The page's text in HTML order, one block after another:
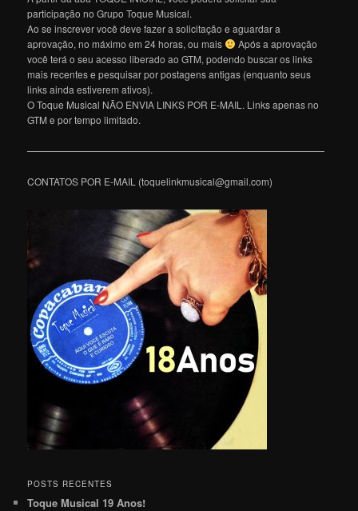
participação no Grupo Toque Musical.
Ao se inscrever você deve fazer a solicitação e aguardar a
aprovação, no máximo em 24 horas, ou mais
Após a aprovação
você terá o seu acesso liberado ao GTM, podendo buscar os links
mais recentes e pesquisar por postagens antigas (enquanto seus
links ainda estiverem ativos).
O Toque Musical NÃO ENVIA LINKS POR E-MAIL. Links apenas no
GTM e por tempo limitado.
———————————————————————————————
CONTATOS POR E-MAIL (toquelinkmusical@gmail.com)
POSTS RECENTES
Toque Musical 19 Anos!